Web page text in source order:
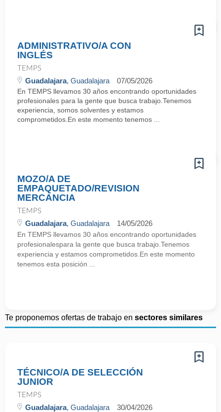
ADMINISTRATIVO/A CON
INGLÉS
TEMPS
Guadalajara, Guadalajara 07/05/2026
En TEMPS llevamos 30 años encontrando oportunidades
profesionales para la gente que busca trabajo.Tenemos
experiencia, somos solventes y estamos
comprometidos.En este momento tenemos ...
MOZO/A DE
EMPAQUETADO/REVISION
MERCANCIA
TEMPS
Guadalajara, Guadalajara 14/05/2026
En TEMPS llevamos 30 años encontrando oportunidades
profesionalespara la gente que busca trabajo.Tenemos
experiencia y estamos comprometidos.En este momento
tenemos esta posición ...
Te proponemos ofertas de trabajo en sectores similares
TÉCNICO/A DE SELECCIÓN
JUNIOR
TEMPS
Guadalajara, Guadalajara 30/04/2026